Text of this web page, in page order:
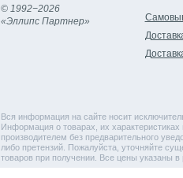
© 1992−2026
«Эллипс Партнер»
Вся информация на сайте носит
Информация о товарах, их
производителем без предварительного
либо претензий. Пожалуйста, уточняйте
товаров при получении. Все цены указаны в